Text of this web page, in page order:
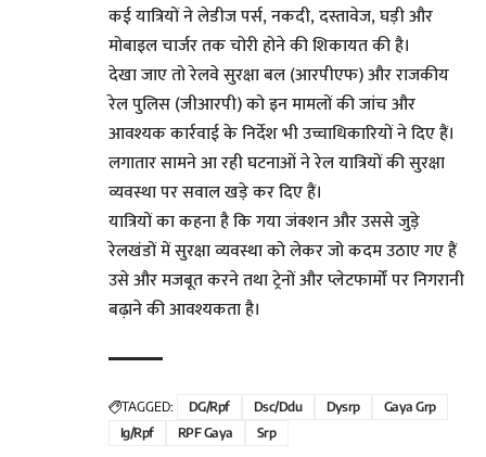
कई यात्रियों ने लेडीज पर्स, नकदी, दस्तावेज, घड़ी और
मोबाइल चार्जर तक चोरी होने की शिकायत की है।
देखा जाए तो रेलवे सुरक्षा बल (आरपीएफ) और राजकीय
रेल पुलिस (जीआरपी) को इन मामलों की जांच और
आवश्यक कार्रवाई के निर्देश भी उच्चाधिकारियों ने दिए हैं।
लगातार सामने आ रही घटनाओं ने रेल यात्रियों की सुरक्षा
व्यवस्था पर सवाल खड़े कर दिए हैं।
यात्रियों का कहना है कि गया जंक्शन और उससे जुड़े
रेलखंडों में सुरक्षा व्यवस्था को लेकर जो कदम उठाए गए हैं
उसे और मजबूत करने तथा ट्रेनों और प्लेटफार्मों पर निगरानी
बढ़ाने की आवश्यकता है।
TAGGED: DG/Rpf Dsc/ddu Dysrp
Gaya Grp
Ig/rpf
RPF Gaya Srp